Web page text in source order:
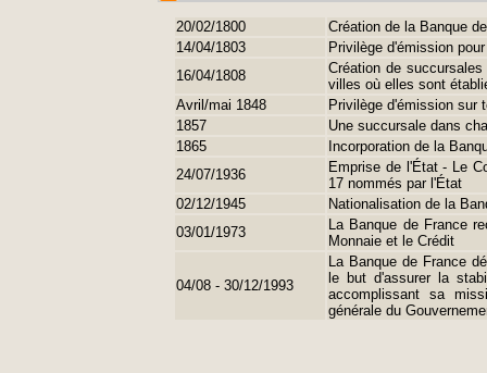
20/02/1800
Création de la Banque
14/04/1803
Privilège d'émission
16/04/1808
Création de
villes où elles sont
Avril/mai 1848
Privilège d'émission sur
1857
Une succursale dans
1865
Incorporation de la
24/07/1936
Emprise de l'État - Le
17 nommés par l'État
02/12/1945
Nationalisation de la
03/01/1973
La Banque de France
Monnaie et le Crédit
04/08 - 30/12/1993
La Banque de France
le but d'assurer la
accomplissant sa
générale du